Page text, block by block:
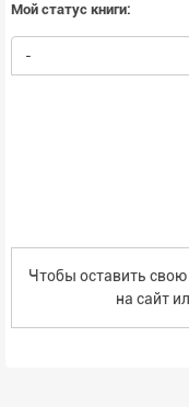
Мой статус книги:
-
Чтобы оставить
на сайт